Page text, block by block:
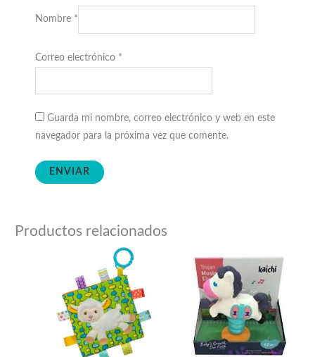
Nombre *
Correo electrónico *
Guarda mi nombre, correo electrónico y web en este
navegador para la próxima vez que comente.
Productos relacionados